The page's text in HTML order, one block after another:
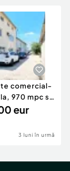
comercial-
970 mpc si
teren c
eur
3 luni în urmă